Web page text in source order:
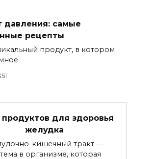
давления: самые
рецепты
продукт, в котором
для здоровья
желудка
кишечный тракт —
в организме, которая